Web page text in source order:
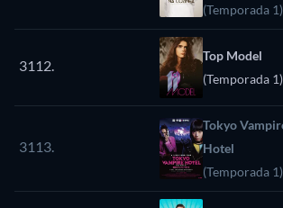
(Temporada 1)
3112.
Top Model
(Temporada 1)
3113.
Tokyo
Hotel
(Temporada 1)